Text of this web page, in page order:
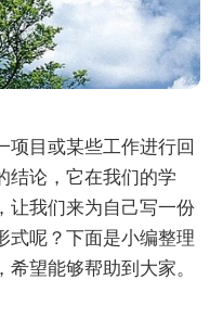
项目或某些工作进行回
结论，它在我们的学
让我们来为自己写一份
式呢？下面是小编整理
望能够帮助到大家。